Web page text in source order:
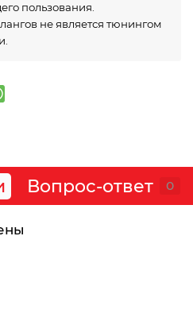
пользования.
не является тюнингом
Вопрос-ответ 0